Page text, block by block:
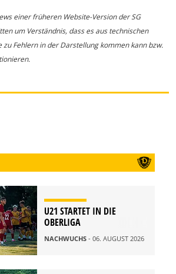
einer früheren Website-Version der SG
um Verständnis, dass es aus technischen
Fehlern in der Darstellung kommen kann bzw.
U21 STARTET IN DIE
OBERLIGA
NACHWUCHS - 06. AUGUST 2026